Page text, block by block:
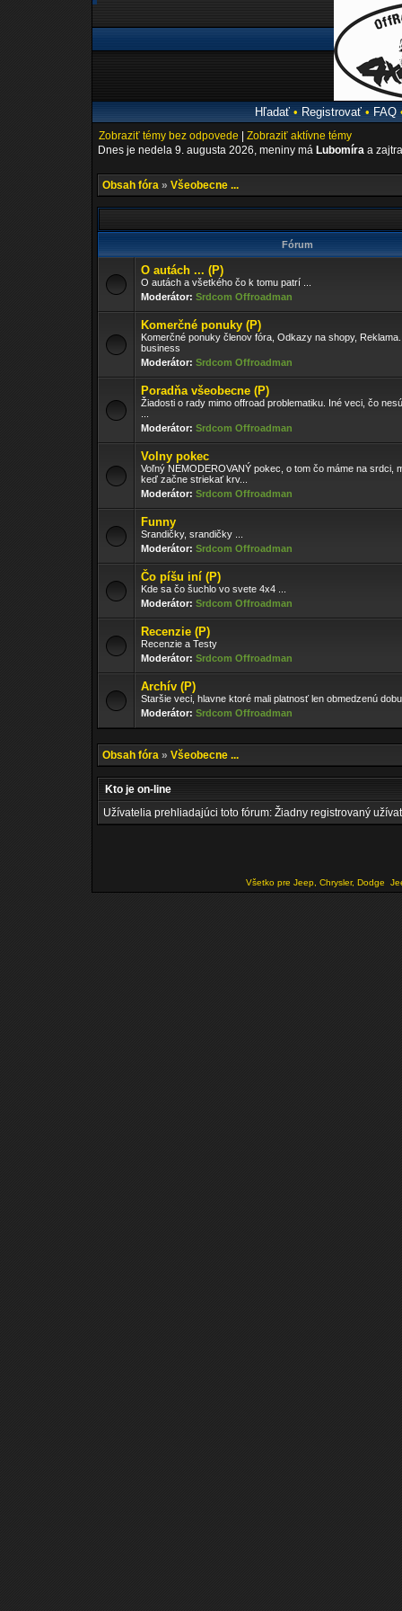
Hľadať• Registrovať• FAQ
Zobraziť témy bez odpovede
Zobraziť aktívne témy
Dnes je nedela 9. augusta 2026, meniny má Lubomíra a
Obsah fóra » Všeobecne ...
Fórum
O autách ... (P)
O autách a všetkého čo k tomu patrí ...
Moderátor: Srdcom Offroadman
Komerčné ponuky (P)
Komerčné ponuky členov fóra, Odkazy na shopy,
business
Moderátor: Srdcom Offroadman
Poradňa všeobecne (P)
Žiadosti o rady mimo offroad problematiku. Iné veci, čo
Moderátor: Srdcom Offroadman
Volny pokec
Voľný NEMODEROVANÝ pokec, o tom čo máme na srdci,
keď začne striekať krv...
Moderátor: Srdcom Offroadman
Funny
Srandičky, srandičky ...
Moderátor: Srdcom Offroadman
Čo píšu iní (P)
Kde sa čo šuchlo vo svete 4x4 ...
Moderátor: Srdcom Offroadman
Recenzie (P)
Recenzie a Testy
Moderátor: Srdcom Offroadman
Archív (P)
Staršie veci, hlavne ktoré mali platnosť len obmedzenú
Moderátor: Srdcom Offroadman
Obsah fóra » Všeobecne ...
Kto je on-line
Užívatelia prehliadajúci toto fórum: Žiadny registrovaný
Všetko pre Jeep, Chrysler, Dodge